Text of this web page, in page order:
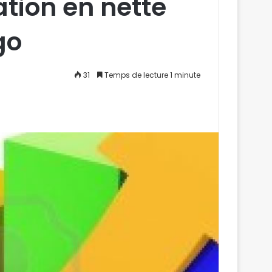
en nette
31 Temps de lecture 1 minute